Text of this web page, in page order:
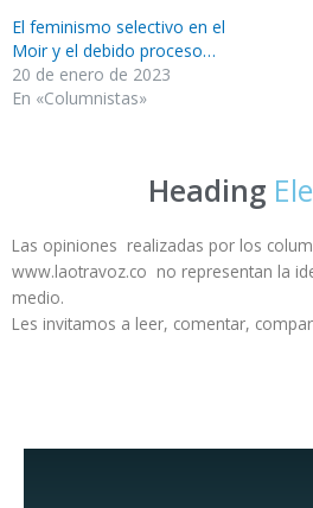
El feminismo selectivo en el
Moir y el debido proceso…
20 de enero de 2023
En «Columnistas»
Heading
Las opiniones realizadas por los
www.laotravoz.co no representan la
medio.
Les invitamos a leer, comentar,